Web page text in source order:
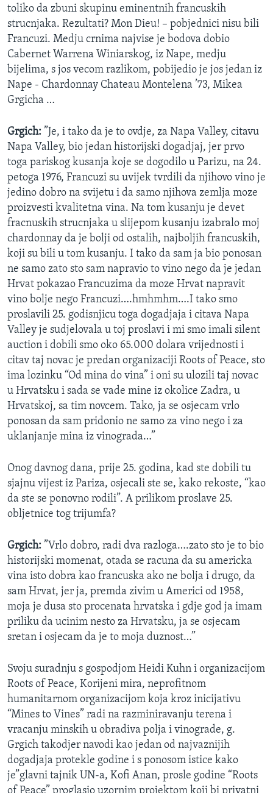
toliko da zbuni skupinu eminentnih francuskih
strucnjaka. Rezultati? Mon Dieu! – pobjednici nisu bili
Francuzi. Medju crnima najvise je bodova dobio
Cabernet Warrena Winiarskog, iz Nape, medju
bijelima, s jos vecom razlikom, pobijedio je jos jedan iz
Nape - Chardonnay Chateau Montelena ’73, Mikea
Grgicha …
Grgich: ”Je, i tako da je to ovdje, za Napa Valley, citavu
Napa Valley, bio jedan historijski dogadjaj, jer prvo
toga pariskog kusanja koje se dogodilo u Parizu, na 24.
petoga 1976, Francuzi su uvijek tvrdili da njihovo vino je
jedino dobro na svijetu i da samo njihova zemlja moze
proizvesti kvalitetna vina. Na tom kusanju je devet
fracnuskih strucnjaka u slijepom kusanju izabralo moj
chardonnay da je bolji od ostalih, najboljih francuskih,
koji su bili u tom kusanju. I tako da sam ja bio ponosan
ne samo zato sto sam napravio to vino nego da je jedan
Hrvat pokazao Francuzima da moze Hrvat napravit
vino bolje nego Francuzi….hmhmhm….I tako smo
proslavili 25. godisnjicu toga dogadjaja i citava Napa
Valley je sudjelovala u toj proslavi i mi smo imali silent
auction i dobili smo oko 65.000 dolara vrijednosti i
citav taj novac je predan organizaciji Roots of Peace, sto
ima lozinku “Od mina do vina” i oni su ulozili taj novac
u Hrvatsku i sada se vade mine iz okolice Zadra, u
Hrvatskoj, sa tim novcem. Tako, ja se osjecam vrlo
ponosan da sam pridonio ne samo za vino nego i za
uklanjanje mina iz vinograda…”
Onog davnog dana, prije 25. godina, kad ste dobili tu
sjajnu vijest iz Pariza, osjecali ste se, kako rekoste, “kao
da ste se ponovno rodili”. A prilikom proslave 25.
obljetnice tog trijumfa?
Grgich: ”Vrlo dobro, radi dva razloga….zato sto je to bio
historijski momenat, otada se racuna da su americka
vina isto dobra kao francuska ako ne bolja i drugo, da
sam Hrvat, jer ja, premda zivim u Americi od 1958,
moja je dusa sto procenata hrvatska i gdje god ja imam
priliku da ucinim nesto za Hrvatsku, ja se osjecam
sretan i osjecam da je to moja duznost…”
Svoju suradnju s gospodjom Heidi Kuhn i organizacijom
Roots of Peace, Korijeni mira, neprofitnom
humanitarnom organizacijom koja kroz inicijativu
“Mines to Vines” radi na razminiravanju terena i
vracanju minskih u obradiva polja i vinograde, g.
Grgich takodjer navodi kao jedan od najvaznijih
dogadjaja protekle godine i s ponosom istice kako
je”glavni tajnik UN-a, Kofi Anan, prosle godine “Roots